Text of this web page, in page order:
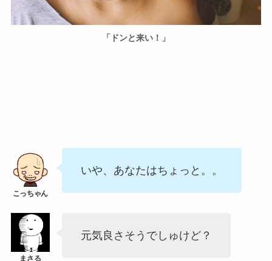
「ドンと来い！」
いや、あなたはちょっと。。
元気良さそうでしゅけど？